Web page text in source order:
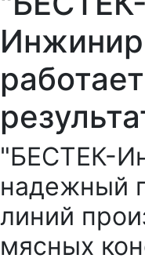
"БЕСТЕК-
надежный
линий
мясных